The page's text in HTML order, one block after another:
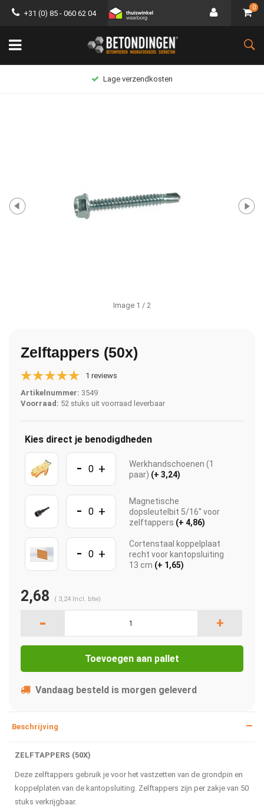
+31 (0) 85 - 060 62 04
0
Lage verzendkosten
Image 1 / 2
Zelftappers (50x)
1 reviews
Artikelnummer: 3549
Voorraad: 52 stuks uit voorraad leverbaar
Kies direct je benodigdheden
- +
Werkhandschoenen (1
paar) (+ 3,24)
- +
Magnetische
dopsleutelbit 5/16'' voor
zelftappers (+ 4,86)
- +
Cortenstaal koppelplaat
recht voor kantopsluiting
13 cm (+ 1,65)
2,68 ( 3,24 Incl. btw)
- +
Toevoegen aan pallet
Vandaag besteld is morgen geleverd
Beschrijving
ZELFTAPPERS (50X)
Deze zelftappers gebruik je voor het vastzetten van de grondpin en
koppelplaten van de kantopsluiting. Zelftappers zijn per zakje van 50
stuks verkrijgbaar.